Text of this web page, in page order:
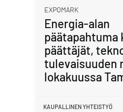
EXPOMARK
Energia-alan
päätapahtuma
päättäjät,
tulevaisuuden
lokakuussa
KAUPALLINEN YHTEISTYÖ